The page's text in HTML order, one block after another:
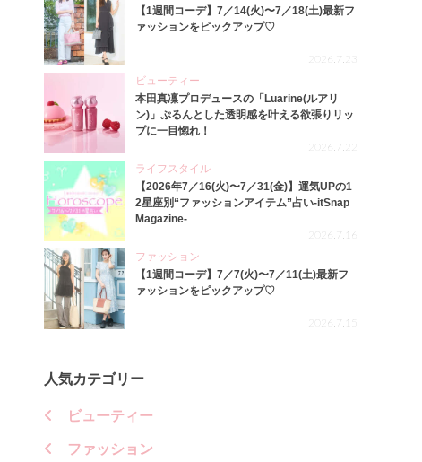
【1週間コーデ】7／14(火)〜7／18(土)最新フ
ァッションをピックアップ♡
2026.7.23
ビューティー
本田真凜プロデュースの「Luarine(ルアリ
ン)」ぷるんとした透明感を叶える欲張りリッ
プに一目惚れ！
2026.7.22
ライフスタイル
【2026年7／16(火)〜7／31(金)】運気UPの1
2星座別“ファッションアイテム”占い-itSnap
Magazine-
2026.7.16
ファッション
【1週間コーデ】7／7(火)〜7／11(土)最新フ
ァッションをピックアップ♡
2026.7.15
人気カテゴリー
ビューティー
ファッション